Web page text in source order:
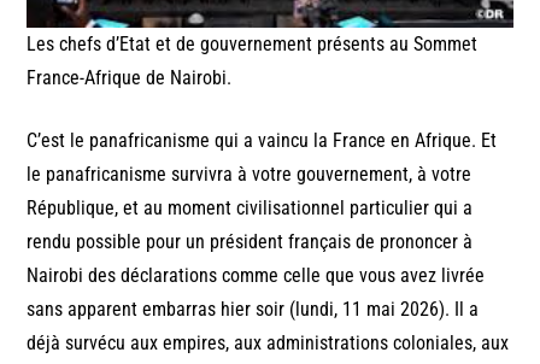
Les chefs d’Etat et de gouvernement présents au Sommet
France-Afrique de Nairobi.
C’est le panafricanisme qui a vaincu la France en Afrique. Et
le panafricanisme survivra à votre gouvernement, à votre
République, et au moment civilisationnel particulier qui a
rendu possible pour un président français de prononcer à
Nairobi des déclarations comme celle que vous avez livrée
sans apparent embarras hier soir (lundi, 11 mai 2026). Il a
déjà survécu aux empires, aux administrations coloniales, aux